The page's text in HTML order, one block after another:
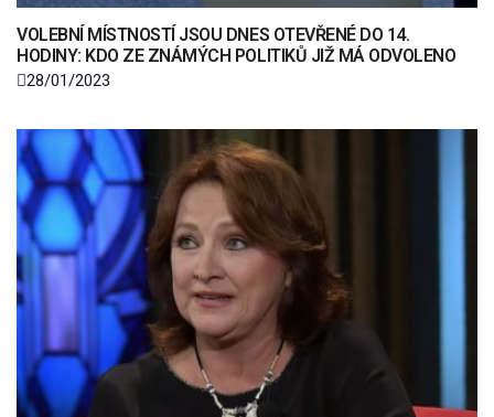
VOLEBNÍ MÍSTNOSTÍ JSOU DNES OTEVŘENÉ DO 14.
HODINY: KDO ZE ZNÁMÝCH POLITIKŮ JIŽ MÁ ODVOLENO
28/01/2023